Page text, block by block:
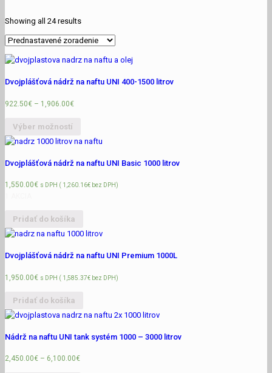
Showing all 24 results
Dvojplášťová nádrž na naftu UNI 400-1500 litrov
922.50€ – 1,906.00€
Výber možností
Dvojplášťová nádrž na naftu UNI Basic 1000 litrov
1,550.00€ s DPH ( 1,260.16€ bez DPH)
Pridať do košíka
Dvojplášťová nádrž na naftu UNI Premium 1000L
1,950.00€ s DPH ( 1,585.37€ bez DPH)
Pridať do košíka
Nádrž na naftu UNI tank systém 1000 – 3000 litrov
2,450.00€ – 6,100.00€